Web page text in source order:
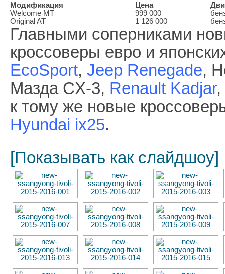
Модификация Цена
Welcome MT
999 000
Original AT
1 126 000
Главными соперниками
кроссоверы евро и
EcoSport, Jeep Renegade,
Мазда CX-3, Renault Kadjar,
к тому же новые
Hyundai ix25.
[Показывать как слайдшоу]